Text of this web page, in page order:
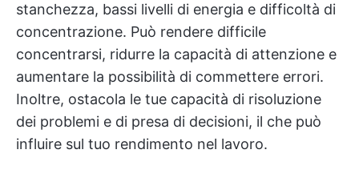
stanchezza, bassi livelli di energia e difficoltà di
concentrazione. Può rendere difficile
concentrarsi, ridurre la capacità di attenzione e
aumentare la possibilità di commettere errori.
Inoltre, ostacola le tue capacità di risoluzione
dei problemi e di presa di decisioni, il che può
influire sul tuo rendimento nel lavoro.